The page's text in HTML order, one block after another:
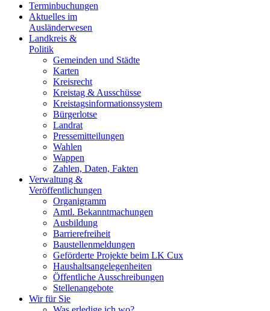
Terminbuchungen
Aktuelles im
Ausländerwesen
Landkreis &
Politik
Gemeinden und Städte
Karten
Kreisrecht
Kreistag & Ausschüsse
Kreistagsinformationssystem
Bürgerlotse
Landrat
Pressemitteilungen
Wahlen
Wappen
Zahlen, Daten, Fakten
Verwaltung &
Veröffentlichungen
Organigramm
Amtl. Bekanntmachungen
Ausbildung
Barrierefreiheit
Baustellenmeldungen
Geförderte Projekte beim LK Cux
Haushaltsangelegenheiten
Öffentliche Ausschreibungen
Stellenangebote
Wir für Sie